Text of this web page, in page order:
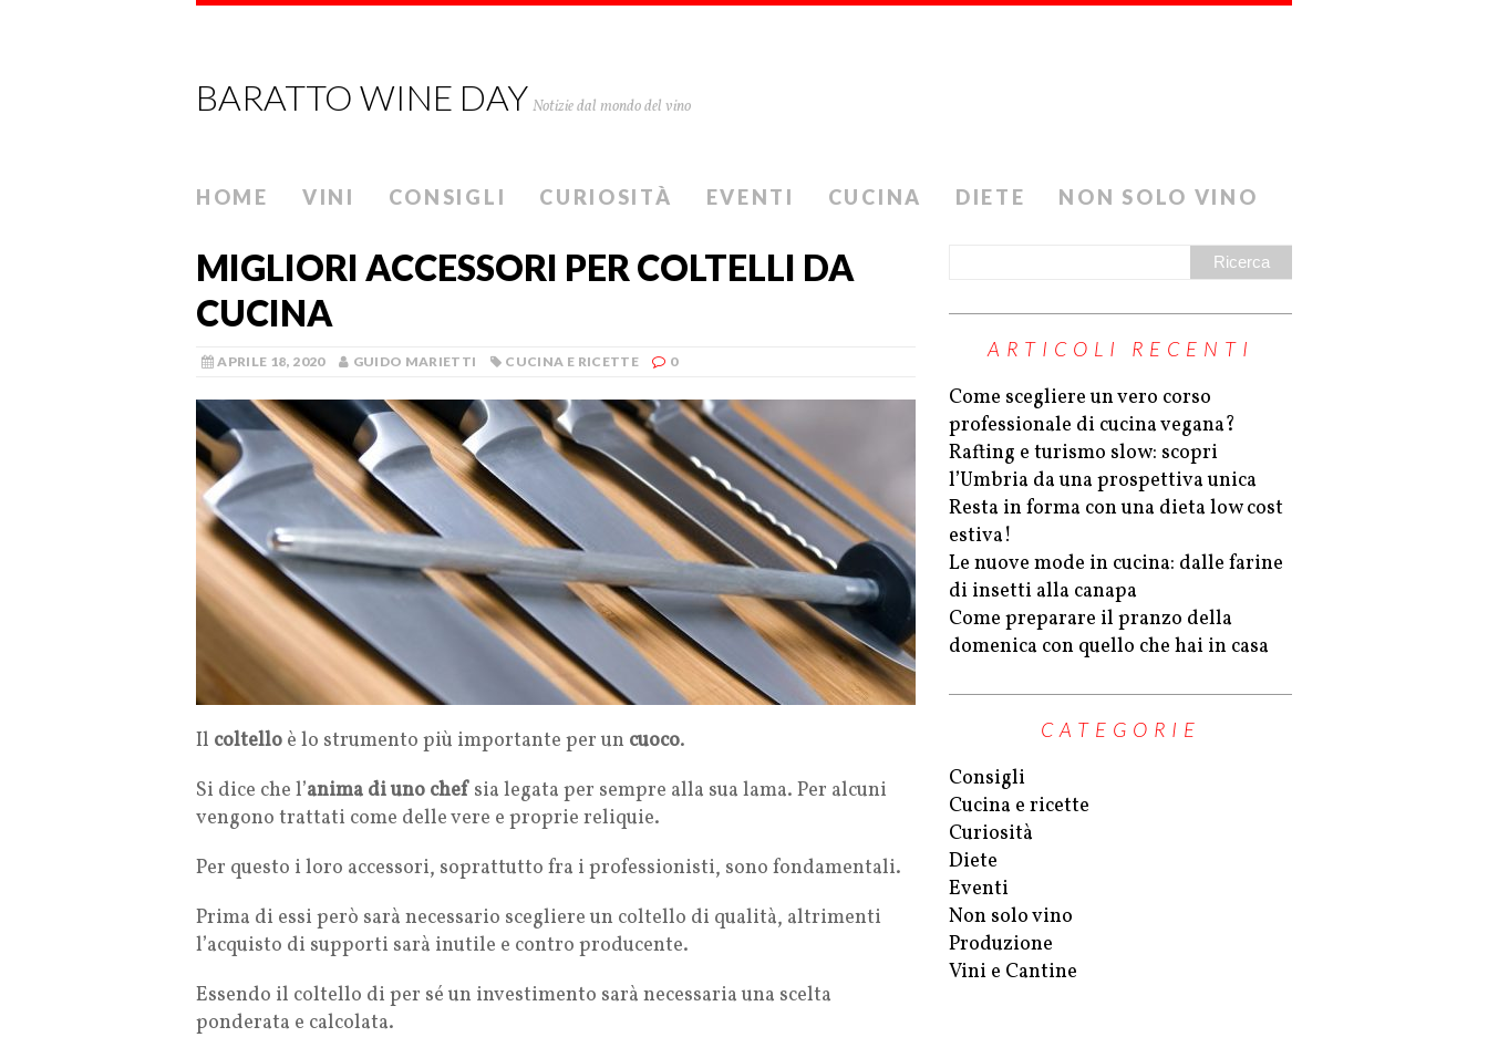
BARATTO WINE DAY Notizie dal mondo del vino
HOME VINI CONSIGLI CURIOSITÀ EVENTI CUCINA DIETE NON SOLO VINO
MIGLIORI ACCESSORI PER COLTELLI DA
CUCINA
APRILE 18, 2020 GUIDO MARIETTI CUCINA E RICETTE 0
Il coltello è lo strumento più importante per un cuoco.
Si dice che l’anima di uno chef sia legata per sempre alla sua lama. Per alcuni
vengono trattati come delle vere e proprie reliquie.
Per questo i loro accessori, soprattutto fra i professionisti, sono fondamentali.
Prima di essi però sarà necessario scegliere un coltello di qualità, altrimenti
l’acquisto di supporti sarà inutile e contro producente.
Essendo il coltello di per sé un investimento sarà necessaria una scelta
ponderata e calcolata.
ARTICOLI RECENTI
Come scegliere un vero corso
professionale di cucina vegana?
Rafting e turismo slow: scopri
l’Umbria da una prospettiva unica
Resta in forma con una dieta low cost
estiva!
Le nuove mode in cucina: dalle farine
di insetti alla canapa
Come preparare il pranzo della
domenica con quello che hai in casa
CATEGORIE
Consigli
Cucina e ricette
Curiosità
Diete
Eventi
Non solo vino
Produzione
Vini e Cantine